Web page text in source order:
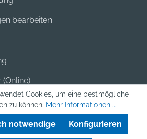
bearbeiten
Cookies, um eine bestmögliche
zu können. Mehr Informationen ...
notwendige Konfigurieren